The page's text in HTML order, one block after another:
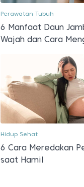
Perawatan Tubuh
6 Manfaat Daun
Wajah dan Cara
Hidup Sehat
6 Cara Meredakan
saat Hamil